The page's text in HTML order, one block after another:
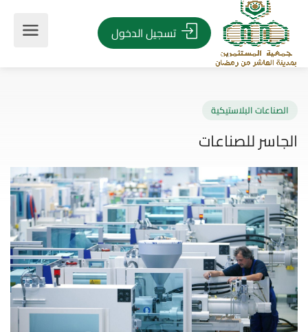
تسجيل الدخول
البلاستيكية
للصناعات